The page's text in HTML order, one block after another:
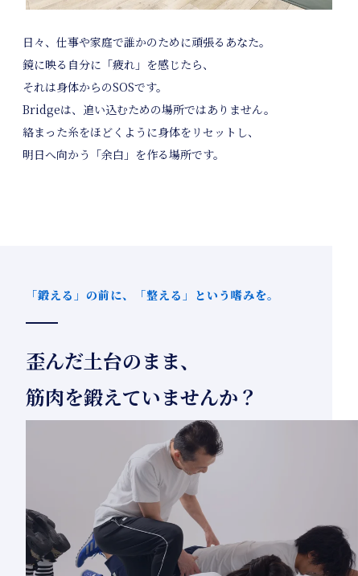
日々、仕事や家庭で誰かのために頑張るあなた。
鏡に映る自分に「疲れ」を感じたら、
それは身体からのSOSです。
Bridgeは、追い込むための場所ではありません。
絡まった糸をほどくように身体をリセットし、
明日へ向かう「余白」を作る場所です。
「鍛える」の前に、「整える」という嗜みを。
歪んだ土台のまま、
筋肉を鍛えていませんか？